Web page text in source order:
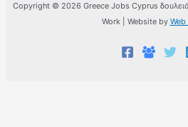
Copyright © 2026 Greece Jobs Cyprus
Work | Website by